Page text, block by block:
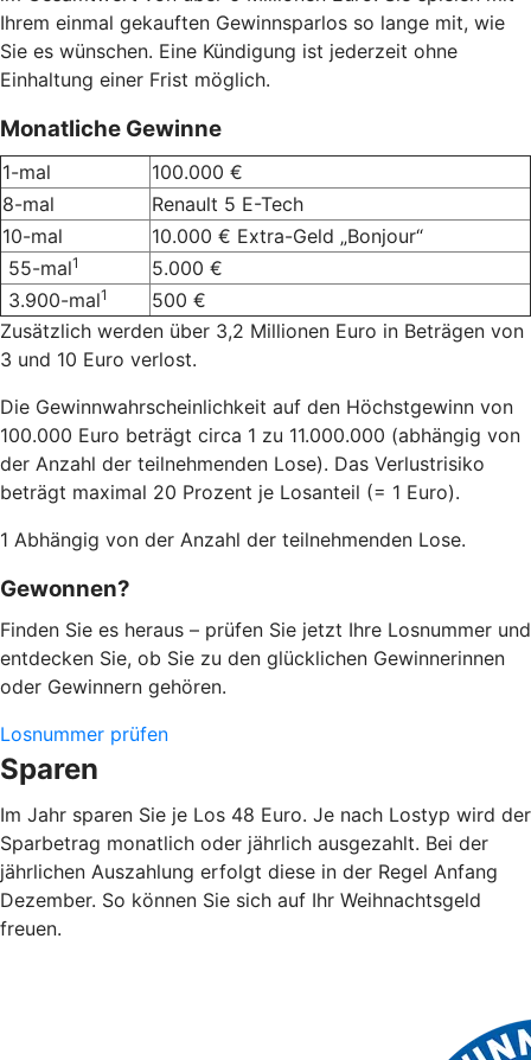
Ihrem einmal gekauften Gewinnsparlos so lange mit, wie
Sie es wünschen. Eine Kündigung ist jederzeit ohne
Einhaltung einer Frist möglich.
Monatliche Gewinne
1-mal
100.000 €
8-mal
Renault 5 E-Tech
10-mal
10.000 € Extra-Geld „Bonjour“
55-mal1
5.000 €
3.900-mal1
500 €
Zusätzlich werden über 3,2 Millionen Euro in Beträgen von
3 und 10 Euro verlost.
Die Gewinnwahrscheinlichkeit auf den Höchstgewinn von
100.000 Euro beträgt circa 1 zu 11.000.000 (abhängig von
der Anzahl der teilnehmenden Lose). Das Verlustrisiko
beträgt maximal 20 Prozent je Losanteil (= 1 Euro).
1 Abhängig von der Anzahl der teilnehmenden Lose.
Gewonnen?
Finden Sie es heraus – prüfen Sie jetzt Ihre Losnummer und
entdecken Sie, ob Sie zu den glücklichen Gewinnerinnen
oder Gewinnern gehören.
Losnummer prüfen
Sparen
Im Jahr sparen Sie je Los 48 Euro. Je nach Lostyp wird der
Sparbetrag monatlich oder jährlich ausgezahlt. Bei der
jährlichen Auszahlung erfolgt diese in der Regel Anfang
Dezember. So können Sie sich auf Ihr Weihnachtsgeld
freuen.